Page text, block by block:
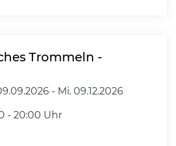
Trommeln -
- Mi. 09.12.2026
- 20:00 Uhr